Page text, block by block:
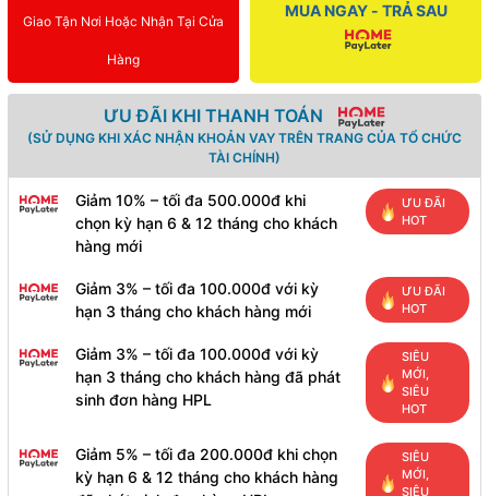
Giao Tận Nơi Hoặc Nhận Tại Cửa
Hàng
MUA NGAY - TRẢ SAU
ƯU ĐÃI KHI THANH TOÁN
(SỬ DỤNG KHI XÁC NHẬN KHOẢN VAY TRÊN TRANG CỦA TỔ CHỨC
TÀI CHÍNH)
Giảm 10% – tối đa 500.000đ khi
chọn kỳ hạn 6 & 12 tháng cho khách
hàng mới
ƯU ĐÃI
HOT
Giảm 3% – tối đa 100.000đ với kỳ
hạn 3 tháng cho khách hàng mới
ƯU ĐÃI
HOT
Giảm 3% – tối đa 100.000đ với kỳ
hạn 3 tháng cho khách hàng đã phát
sinh đơn hàng HPL
SIÊU
MỚI,
SIÊU
HOT
Giảm 5% – tối đa 200.000đ khi chọn
kỳ hạn 6 & 12 tháng cho khách hàng
SIÊU
MỚI,
SIÊU